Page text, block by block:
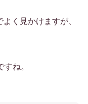
く見かけますが、
ね。